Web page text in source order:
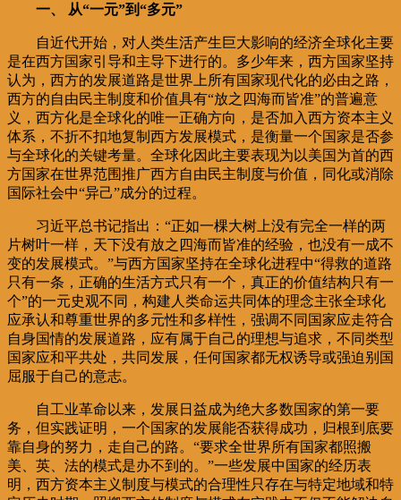
一、 从“一元”到“多元”
自近代开始，对人类生活产生巨大影响的经济全球化主要
是在西方国家引导和主导下进行的。多少年来，西方国家坚持
认为，西方的发展道路是世界上所有国家现代化的必由之路，
西方的自由民主制度和价值具有“放之四海而皆准”的普遍意
义，西方化是全球化的唯一正确方向，是否加入西方资本主义
体系，不折不扣地复制西方发展模式，是衡量一个国家是否参
与全球化的关键考量。全球化因此主要表现为以美国为首的西
方国家在世界范围推广西方自由民主制度与价值，同化或消除
国际社会中“异己”成分的过程。
习近平总书记指出：“正如一棵大树上没有完全一样的两
片树叶一样，天下没有放之四海而皆准的经验，也没有一成不
变的发展模式。”与西方国家坚持在全球化进程中“得救的道路
只有一条，正确的生活方式只有一个，真正的价值结构只有一
个”的一元史观不同，构建人类命运共同体的理念主张全球化
应承认和尊重世界的多元性和多样性，强调不同国家应走符合
自身国情的发展道路，应有属于自己的理想与追求，不同类型
国家应和平共处，共同发展，任何国家都无权诱导或强迫别国
屈服于自己的意志。
自工业革命以来，发展日益成为绝大多数国家的第一要
务，但实践证明，一个国家的发展能否获得成功，归根到底要
靠自身的努力，走自己的路。“要求全世界所有国家都照搬
美、英、法的模式是办不到的。”一些发展中国家的经历表
明，西方资本主义制度与模式的合理性只存在与特定地域和特